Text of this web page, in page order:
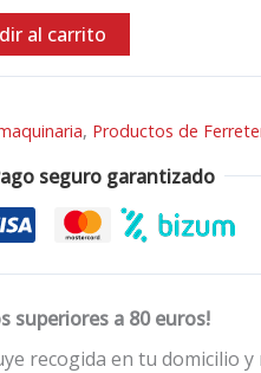
al carrito
, Productos de
seguro garantizado
superiores a 80 euros!
recogida en tu domicilio y